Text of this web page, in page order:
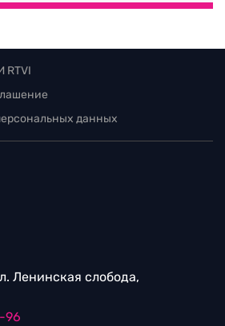
RTVI
данных
Ленинская слобода,
96